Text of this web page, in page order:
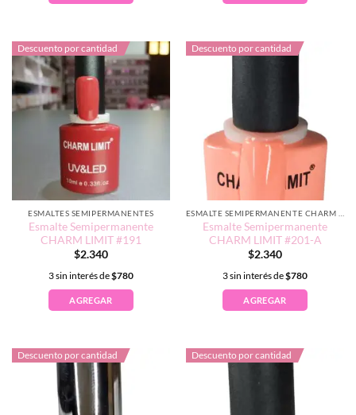
Descuento por cantidad
ESMALTES SEMIPERMANENTES
Esmalte Semipermanente
CHARM LIMIT #191
$2.340
3 sin interés de$780
AGREGAR
Descuento por cantidad
Esmalte Semipermanente
CHARM LIMIT #201-A
$2.340
3 sin interés de$780
AGREGAR
Descuento por cantidad Descuento por cantidad